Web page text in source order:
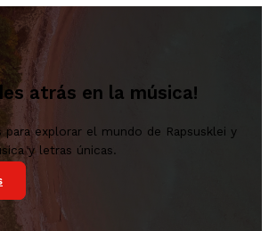
atrás en la música!
explorar el mundo de Rapsusklei y
y letras únicas.